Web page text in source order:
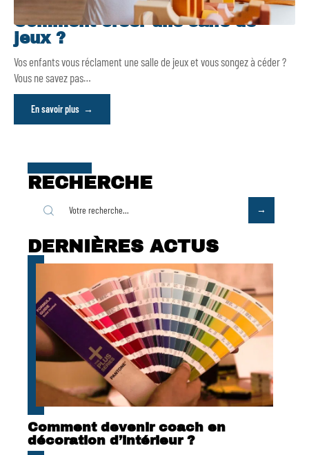
Comment créer une salle de
jeux ?
Vos enfants vous réclament une salle de jeux et vous songez à céder ?
Vous ne savez pas…
En savoir plus
RECHERCHE
DERNIÈRES ACTUS
Comment devenir coach en
décoration d’intérieur ?